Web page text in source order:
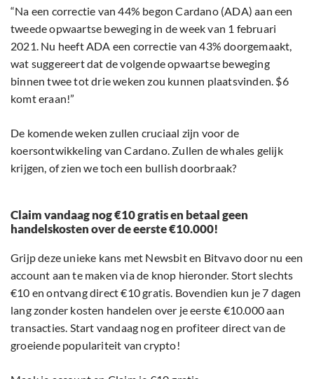
“Na een correctie van 44% begon Cardano (ADA) aan een
tweede opwaartse beweging in de week van 1 februari
2021. Nu heeft ADA een correctie van 43% doorgemaakt,
wat suggereert dat de volgende opwaartse beweging
binnen twee tot drie weken zou kunnen plaatsvinden. $6
komt eraan!”
De komende weken zullen cruciaal zijn voor de
koersontwikkeling van Cardano. Zullen de whales gelijk
krijgen, of zien we toch een bullish doorbraak?
Claim vandaag nog €10 gratis en betaal geen
handelskosten over de eerste €10.000!
Grijp deze unieke kans met Newsbit en Bitvavo door nu een
account aan te maken via de knop hieronder. Stort slechts
€10 en ontvang direct €10 gratis. Bovendien kun je 7 dagen
lang zonder kosten handelen over je eerste €10.000 aan
transacties. Start vandaag nog en profiteer direct van de
groeiende populariteit van crypto!